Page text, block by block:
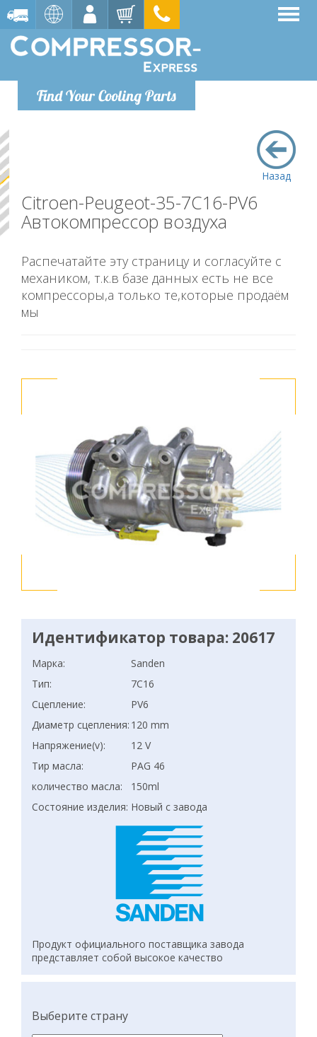
Find Your Cooling Parts
Назад
Citroen-Peugeot-35-7C16-PV6
Автокомпрессор воздуха
Распечатайте эту страницу и согласуйте с
механиком, т.к.в базе данных есть не все
компрессоры,а только те,которые продаём
мы
Идентификатор товара: 20617
Марка:
Sanden
Тип:
7C16
Сцепление:
PV6
Диаметр сцепления: 120 mm
Напряжение(v):
12 V
Тир масла:
PAG 46
количество масла:
150ml
Состояние изделия: Новый с завода
Продукт официального поставщика завода
представляет собой высокое качество
Выберите страну